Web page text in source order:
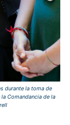
durante la toma de
Comandancia de la